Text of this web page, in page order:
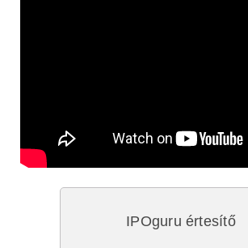
IPOguru értesítő